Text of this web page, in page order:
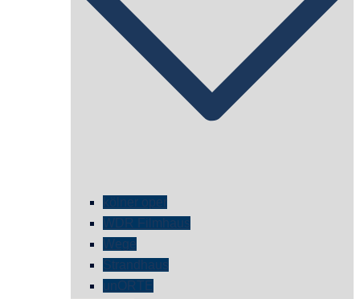
kölner oper
WDR Filmhaus
Wege
Strandhaus
unORTE